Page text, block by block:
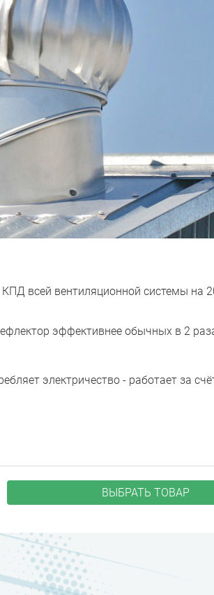
всей вентиляционной системы на
эффективнее обычных в 2
электричество - работает за
ВЫБРАТЬ ТОВАР